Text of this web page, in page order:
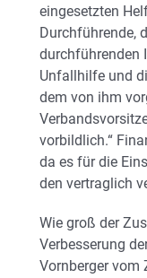
eingesetzten
Durchführende,
durchführenden
Unfallhilfe und
dem von ihm
vorbildlich.“
da es für die
den vertraglich
Wie groß der
Verbesserung
Vornberger vom